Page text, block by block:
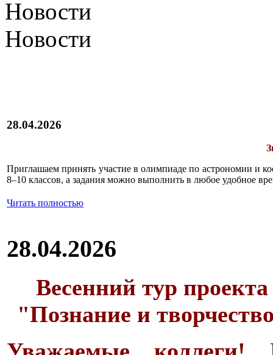
Новости
Новости
28.04.2026
Приглашаем принять участие в олимпиаде по астрономии и
8–10 классов, а задания можно выполнить в любое удобное
Читать полностью
28.04.2026
Весенний тур проекта
"Познание и